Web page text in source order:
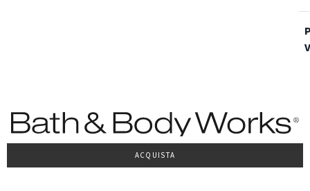
ACQUISTA
Condizioni Generali di venditaPrivacy PolicyCookie PolicyAccessibilità